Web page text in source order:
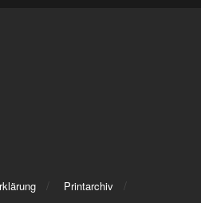
Printarchiv